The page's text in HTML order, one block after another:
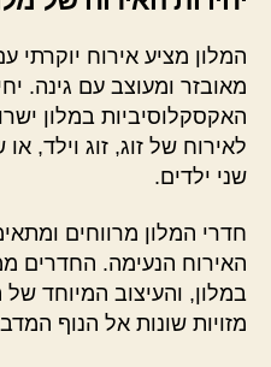
המלון מציע אירוח יוקרתי
מאובזר ומעוצב עם גינה.
האקסקלוסיביות במלון
לאירוח של זוג, זוג וילד,
שני ילדים.
חדרי המלון מרווחים
האירוח הנעימה. החדרים
במלון, והעיצוב המיוחד
מזויות שונות אל הנוף